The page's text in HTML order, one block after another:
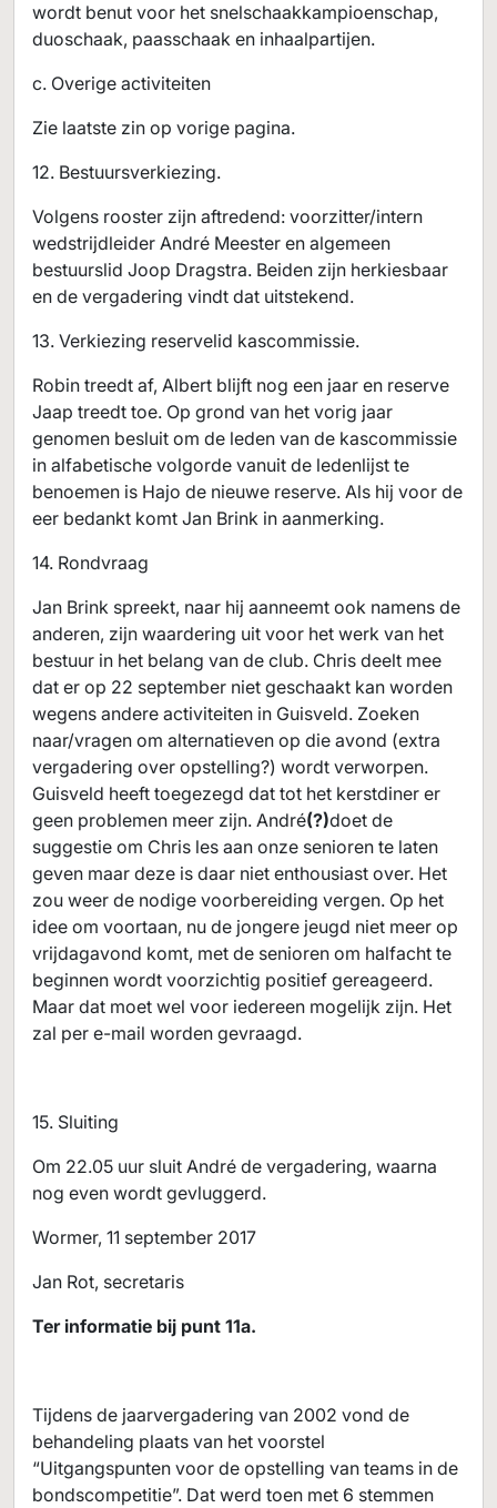
wordt benut voor het snelschaakkampioenschap,
duoschaak, paasschaak en inhaalpartijen.
c. Overige activiteiten
Zie laatste zin op vorige pagina.
12. Bestuursverkiezing.
Volgens rooster zijn aftredend: voorzitter/intern
wedstrijdleider André Meester en algemeen
bestuurslid Joop Dragstra. Beiden zijn herkiesbaar
en de vergadering vindt dat uitstekend.
13. Verkiezing reservelid kascommissie.
Robin treedt af, Albert blijft nog een jaar en reserve
Jaap treedt toe. Op grond van het vorig jaar
genomen besluit om de leden van de kascommissie
in alfabetische volgorde vanuit de ledenlijst te
benoemen is Hajo de nieuwe reserve. Als hij voor de
eer bedankt komt Jan Brink in aanmerking.
14. Rondvraag
Jan Brink spreekt, naar hij aanneemt ook namens de
anderen, zijn waardering uit voor het werk van het
bestuur in het belang van de club. Chris deelt mee
dat er op 22 september niet geschaakt kan worden
wegens andere activiteiten in Guisveld. Zoeken
naar/vragen om alternatieven op die avond (extra
vergadering over opstelling?) wordt verworpen.
Guisveld heeft toegezegd dat tot het kerstdiner er
geen problemen meer zijn. André(?)doet de
suggestie om Chris les aan onze senioren te laten
geven maar deze is daar niet enthousiast over. Het
zou weer de nodige voorbereiding vergen. Op het
idee om voortaan, nu de jongere jeugd niet meer op
vrijdagavond komt, met de senioren om halfacht te
beginnen wordt voorzichtig positief gereageerd.
Maar dat moet wel voor iedereen mogelijk zijn. Het
zal per e-mail worden gevraagd.
15. Sluiting
Om 22.05 uur sluit André de vergadering, waarna
nog even wordt gevluggerd.
Wormer, 11 september 2017
Jan Rot, secretaris
Ter informatie bij punt 11a.
Tijdens de jaarvergadering van 2002 vond de
behandeling plaats van het voorstel
“Uitgangspunten voor de opstelling van teams in de
bondscompetitie”. Dat werd toen met 6 stemmen